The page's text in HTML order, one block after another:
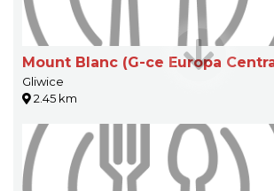
Mount Blanc (G-ce Europa
Gliwice
2.45 km